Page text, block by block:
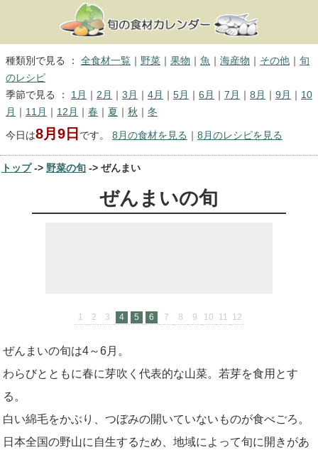
種類別で見る ： 全食材一覧 野菜 果物 魚 海産物 その他
旬
のレシピ
季節で見る ： 1月 2月 3月 4月 5月 6月 7月 8月 9月
10
月
11月 12月 春 夏 秋 冬
今日は8月9日 です。 8月の食材を見る 8月のレシピを見る
トップ-> 野菜の旬 -> ぜんまい
ぜんまいの旬
1 2 3 4 5 6 7 8 9 10 11 12
ぜんまいの旬は4～6月。
わらびとともに春に芽吹く代表的な山菜。若芽を食用とす
る。
白い綿毛をかぶり、つぼみの開いていないものが食べごろ。
日本全国の野山に自生するため、地域によって旬に開きがあ